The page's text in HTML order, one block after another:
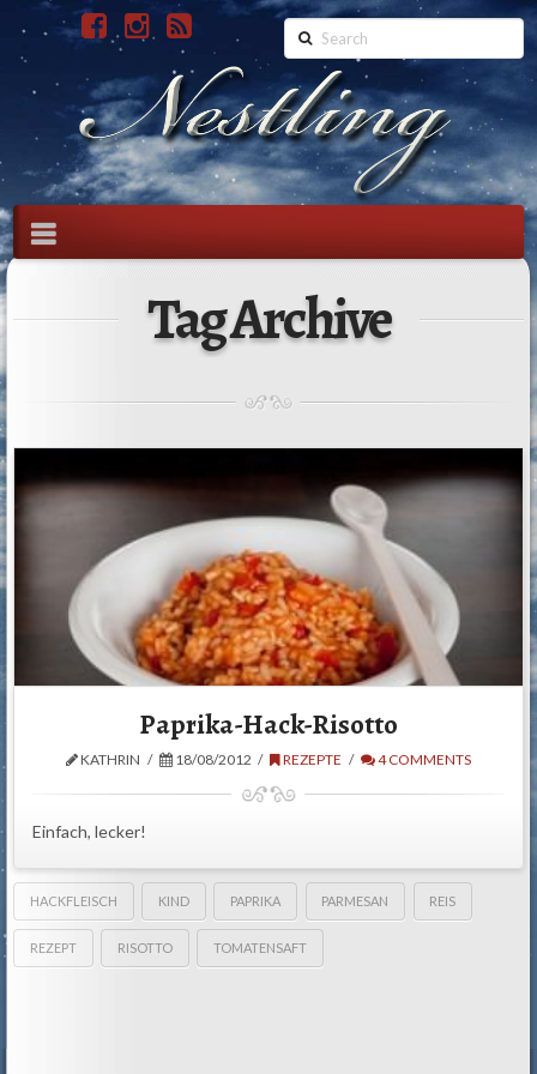
Search
Navigation
Tag Archive
Paprika-Hack-Risotto
KATHRIN 18/08/2012 REZEPTE 4 COMMENTS
Einfach, lecker!
HACKFLEISCH KIND PAPRIKA PARMESAN REIS
REZEPT RISOTTO TOMATENSAFT